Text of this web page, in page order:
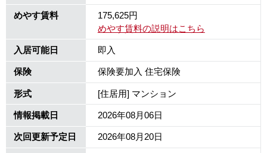
めやす賃料
175,625円
めやす賃料の説明はこちら
入居可能日 即入
保険 保険要加入 住宅保険
形式 [住居用] マンション
情報掲載日 2026年08月06日
次回更新予定日 2026年08月20日